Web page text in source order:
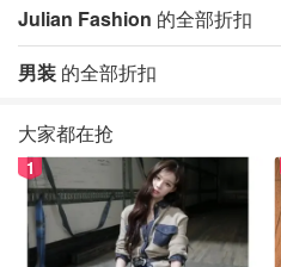
Julian Fashion 的全部折扣
男装 的全部折扣
大家都在抢
1